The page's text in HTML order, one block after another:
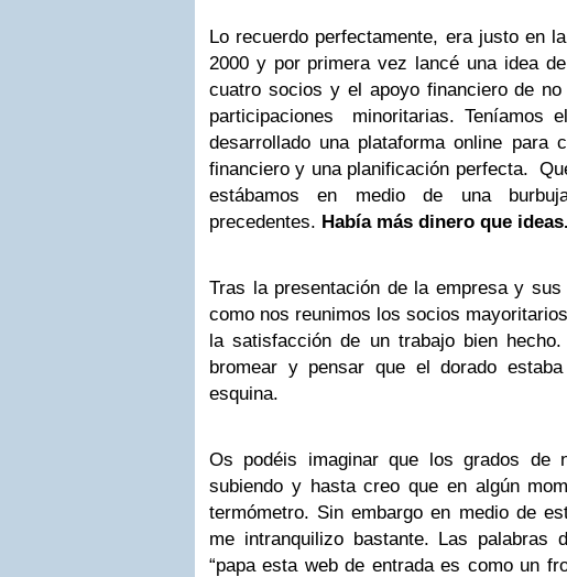
Lo recuerdo perfectamente, era justo en
2000 y por primera vez lancé una idea
cuatro socios y el apoyo financiero de
participaciones minoritarias. Teníamos
desarrollado una plataforma online para
financiero y una planificación perfecta.
estábamos en medio de una
precedentes. Había más dinero que ideas.
Tras la presentación de la empresa y
como nos reunimos los socios
la satisfacción de un trabajo bien
bromear y pensar que el dorado
esquina.
Os podéis imaginar que los grados de
subiendo y hasta creo que en algún
termómetro. Sin embargo en medio de
me intranquilizo bastante. Las palabras
“papa esta web de entrada es como un